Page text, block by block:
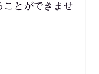
ことができませ